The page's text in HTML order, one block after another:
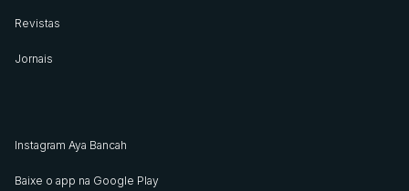
Revistas
Jornais
Instagram Aya Bancah
Baixe o app na Google Play